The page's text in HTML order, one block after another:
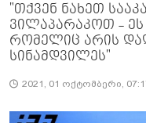
"თქვენ ნახეთ
ვილაპარაკოთ -
რომელიც არის
სინამდვილეს"
2021, 01 ოქტომბერი,